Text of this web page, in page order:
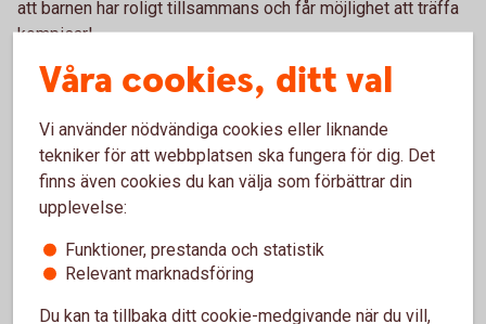
att barnen har roligt tillsammans och får möjlighet att träffa
kompisar!
Vad betyder bidraget från
Varbergs Sparbank för er?
- Jag personligen tycker det är jättepositivt att Sparbanken
har lanserat ”Knattepengen” och kan ge bidrag till de
föreningar som aktiverar mindre barn. Det är en härlig
uppmuntran till alla ideella ledare och tränare som lägger
en grundtanke om att pengarna ska gå tillbaka in i
Våra cookies, ditt val
Vi använder nödvändiga cookies eller liknande
tekniker för att webbplatsen ska fungera för dig. Det
finns även cookies du kan välja som förbättrar din
upplevelse:
Funktioner, prestanda och statistik
Relevant marknadsföring
Du kan ta tillbaka ditt cookie-medgivande när du vill,